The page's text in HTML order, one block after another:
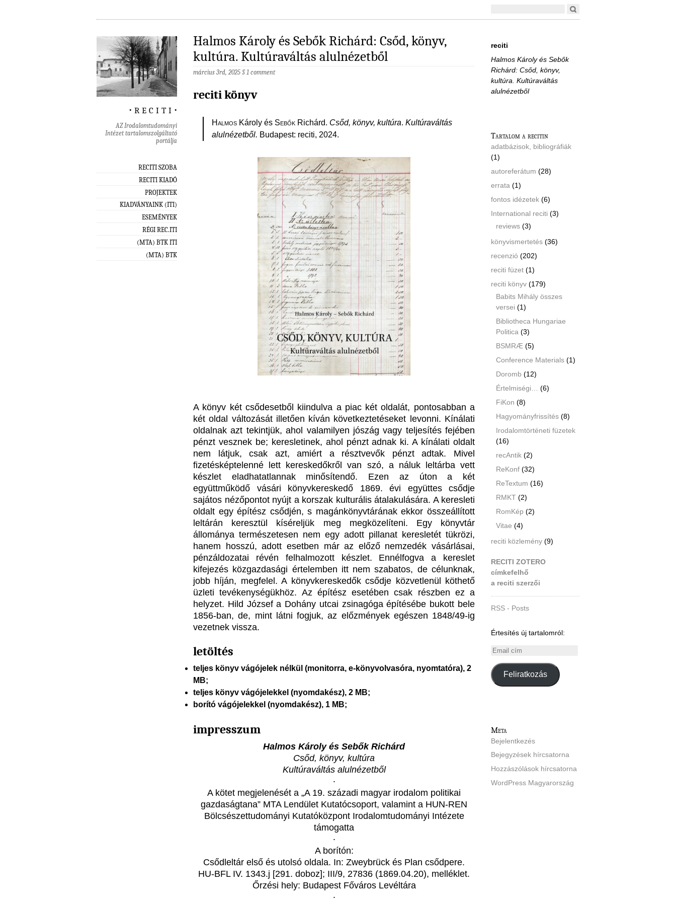
‧ r e c i t i ‧
AZ Irodalomtudományi
Intézet tartalomszolgáltató
portálja
RECITI SZOBA
RECITI KIADÓ
PROJEKTEK
KIADVÁNYAINK (ITI)
ESEMÉNYEK
RÉGI REC.ITI
(MTA) BTK ITI
(MTA) BTK
Halmos Károly és Sebők Richárd: Csőd, könyv,
kultúra. Kultúraváltás alulnézetből
március 3rd, 2025 §1 comment
reciti könyv
Halmos Károly és Sebők Richárd. Csőd, könyv, kultúra. Kultúraváltás
alulnézetből. Budapest: reciti, 2024.
A könyv két csődesetből kiindulva a piac két oldalát, pontosabban a
két oldal változását illetően kíván következtetéseket levonni. Kínálati
oldalnak azt tekintjük, ahol valamilyen jószág vagy teljesítés fejében
pénzt vesznek be; keresletinek, ahol pénzt adnak ki. A kínálati oldalt
nem látjuk, csak azt, amiért a résztvevők pénzt adtak. Mivel
fizetésképtelenné lett kereskedőkről van szó, a náluk leltárba vett
készlet eladhatatlannak minősítendő. Ezen az úton a két
együttműködő vásári könyvkereskedő 1869. évi együttes csődje
sajátos nézőpontot nyújt a korszak kulturális átalakulására. A keresleti
oldalt egy építész csődjén, s magánkönyvtárának ekkor összeállított
leltárán keresztül kíséreljük meg megközelíteni. Egy könyvtár
állománya természetesen nem egy adott pillanat keresletét tükrözi,
hanem hosszú, adott esetben már az előző nemzedék vásárlásai,
pénzáldozatai révén felhalmozott készlet. Ennélfogva a kereslet
kifejezés közgazdasági értelemben itt nem szabatos, de célunknak,
jobb híján, megfelel. A könyvkereskedők csődje közvetlenül köthető
üzleti tevékenységükhöz. Az építész esetében csak részben ez a
helyzet. Hild József a Dohány utcai zsinagóga építésébe bukott bele
1856-ban, de, mint látni fogjuk, az előzmények egészen 1848/49-ig
vezetnek vissza.
letöltés
teljes könyv vágójelek nélkül (monitorra, e-könyvolvasóra, nyomtatóra), 2
MB;
teljes könyv vágójelekkel (nyomdakész), 2 MB;
borító vágójelekkel (nyomdakész), 1 MB;
impresszum
Halmos Károly és Sebők Richárd
Csőd, könyv, kultúra
Kultúraváltás alulnézetből
‧
A kötet megjelenését a „A 19. századi magyar irodalom politikai
gazdaságtana” MTA Lendület Kutatócsoport, valamint a HUN-REN
Bölcsészettudományi Kutatóközpont Irodalomtudományi Intézete
támogatta
‧
A borítón:
Csődleltár első és utolsó oldala. In: Zweybrück és Plan csődpere.
HU-BFL IV. 1343.j [291. doboz]; III/9, 27836 (1869.04.20), melléklet.
Őrzési hely: Budapest Főváros Levéltára
‧
reciti
Halmos Károly és Sebők
Richárd: Csőd, könyv,
kultúra. Kultúraváltás
alulnézetből
Tartalom a recitin
adatbázisok, bibliográfiák
(1)
autoreferátum (28)
errata (1)
fontos idézetek (6)
International reciti (3)
reviews (3)
könyvismertetés (36)
recenzió (202)
reciti füzet (1)
reciti könyv (179)
Babits Mihály összes
versei (1)
Bibliotheca Hungariae
Politica (3)
BSMRÆ (5)
Conference Materials (1)
Doromb (12)
Értelmiségi…
(6)
FiKon (8)
Hagyományfrissítés (8)
Irodalomtörténeti füzetek
(16)
recAntik (2)
ReKonf (32)
ReTextum (16)
RMKT (2)
RomKép (2)
Vitae (4)
reciti közlemény (9)
RECITI ZOTERO
címkefelhő
a reciti szerzői
RSS - Posts
Értesítés új tartalomról:
Email
Feliratkozás
Meta
Bejelentkezés
Bejegyzések hírcsatorna
Hozzászólások hírcsatorna
WordPress Magyarország